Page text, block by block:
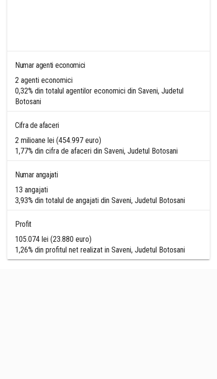
Numar agenti economici
2 agenti economici
0,32% din totalul agentilor economici din Saveni, Judetul
Botosani
Cifra de afaceri
2 milioane lei (454.997 euro)
1,77% din cifra de afaceri din Saveni, Judetul Botosani
Numar angajati
13 angajati
3,93% din totalul de angajati din Saveni, Judetul Botosani
Profit
105.074 lei (23.880 euro)
1,26% din profitul net realizat in Saveni, Judetul Botosani